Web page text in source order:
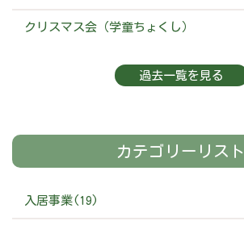
クリスマス会（学童ちょくし）
過去一覧を見る
カテゴリーリスト
入居事業(19)